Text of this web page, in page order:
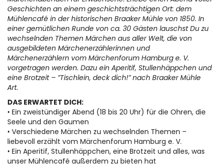
Geschichten an einem geschichtsträchtigen Ort: dem
Mühlencafé in der historischen Braaker Mühle von 1850. In
einer gemütlichen Runde von ca. 30 Gästen lauschst Du zu
wechselnden Themen Märchen aus aller Welt, die von
ausgebildeten Märchenerzählerinnen und
Märchenerzählern vom Märchenforum Hamburg e. V.
vorgetragen werden. Dazu ein Aperitif, Stullenhäppchen und
eine Brotzeit – ”Tischlein, deck dich!” nach Braaker Mühle
Art.
DAS ERWARTET DICH:
• Ein zweistündiger Abend (18 bis 20 Uhr) für die Ohren, die
Seele und den Gaumen
• Verschiedene Märchen zu wechselnden Themen –
liebevoll erzählt vom Märchenforum Hamburg e. V.
• Ein Aperitif, Stullenhäppchen, eine Brotzeit und alles, was
unser Mühlencafé außerdem zu bieten hat